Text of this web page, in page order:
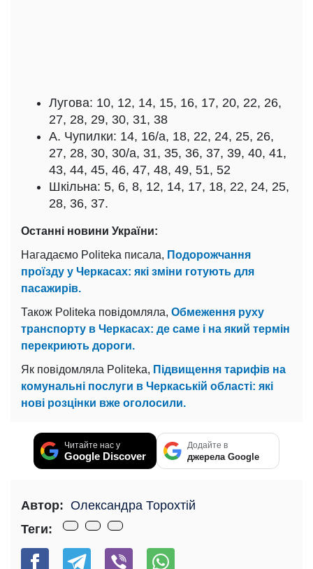
Лугова: 10, 12, 14, 15, 16, 17, 20, 22, 26,
27, 28, 29, 30, 31, 38
А. Чупилки: 14, 16/а, 18, 22, 24, 25, 26,
27, 28, 30, 30/а, 31, 35, 36, 37, 39, 40, 41,
43, 44, 45, 46, 47, 48, 49, 51, 52
Шкільна: 5, 6, 8, 12, 14, 17, 18, 22, 24, 25,
28, 36, 37.
Останні новини України:
Нагадаємо Politeka писала, Подорожчання
проїзду у Черкасах: які зміни готують для
пасажирів.
Також Politeka повідомляла, Обмеження руху
транспорту в Черкасах: де саме і на який термін
перекриють дороги.
Як повідомляла Politeka, Підвищення тарифів на
комунальні послуги в Черкаській області: які
нові розцінки вже оголосили.
Читайте нас у
Google Discover
Додайте в
джерела Google
Автор: Олександра Торохтій
Теги: